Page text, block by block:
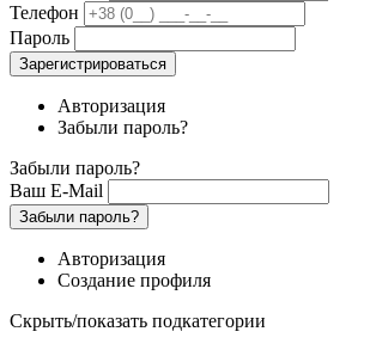
Телефон
Пароль
Зарегистрироваться
Авторизация
Забыли пароль?
Забыли пароль?
Ваш E-Mail
Забыли пароль?
Авторизация
Создание профиля
Скрыть/показать подкатегории